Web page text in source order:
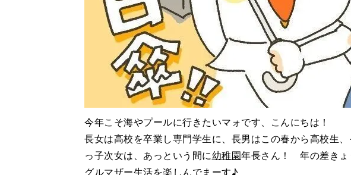
今年こそ海やプールに行きたいマォです、こんにちは！
長女は高校を卒業し専門学生に、長男はこの春から高校生
っ子次女は、あっという間に幼稚園年長さん！ 年の差きょ
グルマザー生活を楽しんでまーす♪